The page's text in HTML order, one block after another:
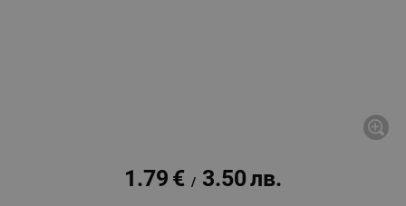
1.79 € / 3.50лв.